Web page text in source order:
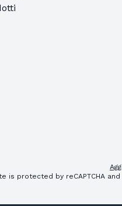
is protected by reCAPTCHA